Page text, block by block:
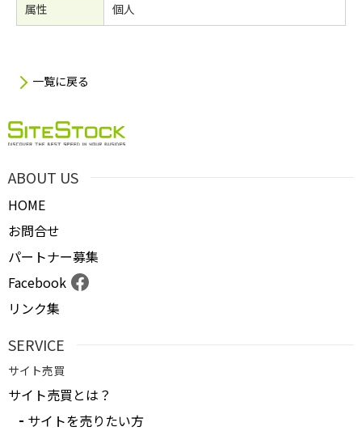
属性
個人
一覧に戻る
ABOUT US
HOME
お問合せ
パートナー募集
Facebook
リンク集
SERVICE
サイト売買
サイト売買とは？
サイトを売りたい方